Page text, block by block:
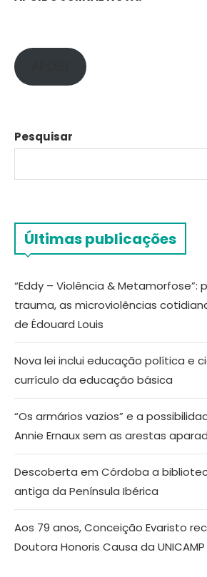
Pesquisar
Últimas publicações
“Eddy – Violência & Metamorfose”:
trauma, as microviolências
de Édouard Louis
Nova lei inclui educação política e
currículo da educação básica
“Os armários vazios” e a
Annie Ernaux sem as arestas
Descoberta em Córdoba a
antiga da Península Ibérica
Aos 79 anos, Conceição Evaristo
Doutora Honoris Causa da UNICAMP